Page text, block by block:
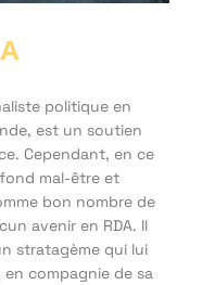
politique en
est un soutien
Cependant, en ce
mal-être et
bon nombre de
avenir en RDA. Il
stratagème qui lui
compagnie de sa